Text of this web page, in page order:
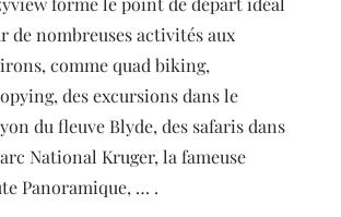
de nombreuses activités aux
comme quad biking,
des excursions dans le
du fleuve Blyde, des safaris dans
National Kruger, la fameuse
Panoramique, … .